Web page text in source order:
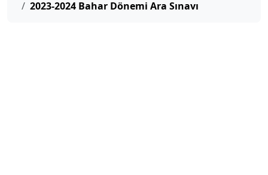
2023-2024 Bahar Dönemi Ara Sınavı